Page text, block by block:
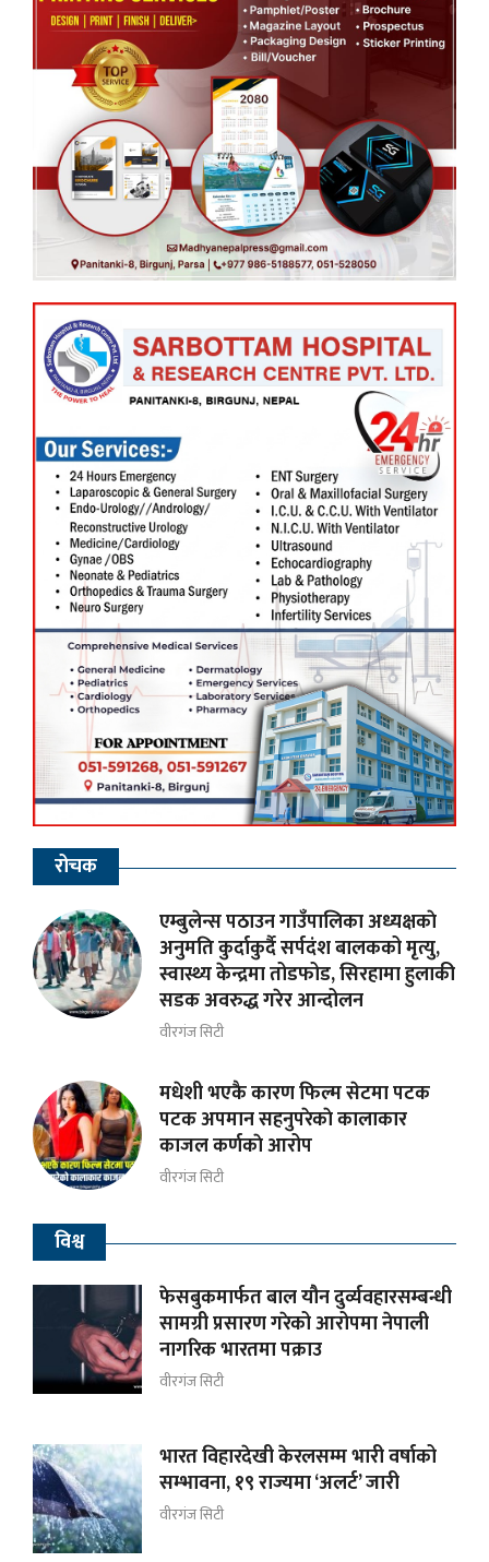
रोचक
एम्बुलेन्स पठाउन गाउँपालिका अध्यक्षकाे
अनुमति कुर्दाकुर्दै सर्पदंश बालकको मृत्यु,
स्वास्थ्य केन्द्रमा तोडफोड, सिरहामा हुलाकी
सडक अवरुद्ध गरेर आन्दोलन
वीरगंज सिटी
मधेशी भएकै कारण फिल्म सेटमा पटक
पटक अपमान सहनुपरेकाे कालाकार
काजल कर्णकाे आरोप
वीरगंज सिटी
विश्व
फेसबुकमार्फत बाल यौन दुर्व्यवहारसम्बन्धी
सामग्री प्रसारण गरेको आरोपमा नेपाली
नागरिक भारतमा पक्राउ
वीरगंज सिटी
भारत विहारदेखी केरलसम्म भारी वर्षाको
सम्भावना, १९ राज्यमा ‘अलर्ट’ जारी
वीरगंज सिटी